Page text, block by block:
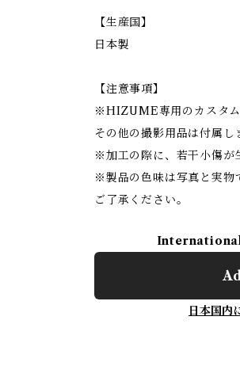
【生産国】
日本製
【注意事項】
※HIZUME専用のカスタム
その他の撮影用品は付属し
※加工の際に、若干小傷が
※製品の色味は写真と実物
ご了承ください。
日本国内